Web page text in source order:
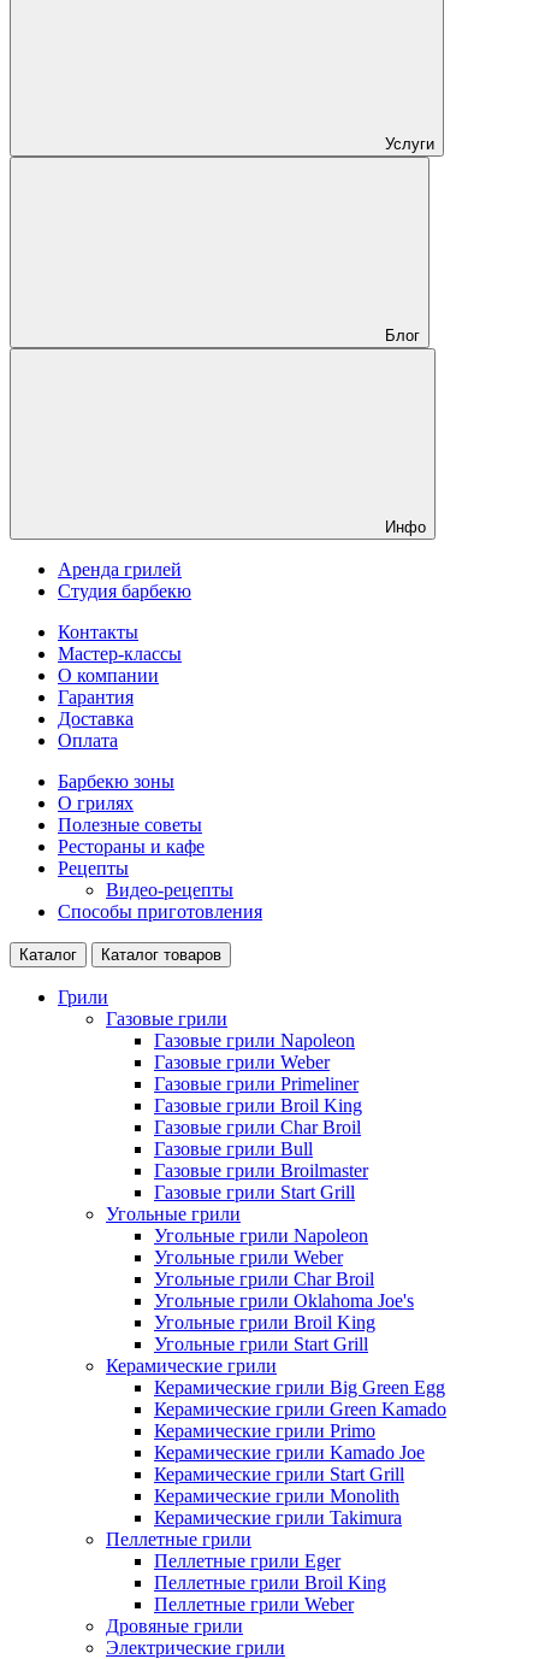
Услуги
Блог
Инфо
Аренда грилей
Студия барбекю
Контакты
Мастер-классы
О компании
Гарантия
Доставка
Оплата
Барбекю зоны
О грилях
Полезные советы
Рестораны и кафе
Рецепты
Видео-рецепты
Способы приготовления
Каталог Каталог товаров
Грили
Газовые грили
Газовые грили Napoleon
Газовые грили Weber
Газовые грили Primeliner
Газовые грили Broil King
Газовые грили Char Broil
Газовые грили Bull
Газовые грили Broilmaster
Газовые грили Start Grill
Угольные грили
Угольные грили Napoleon
Угольные грили Weber
Угольные грили Char Broil
Угольные грили Oklahoma Joe's
Угольные грили Broil King
Угольные грили Start Grill
Керамические грили
Керамические грили Big Green Egg
Керамические грили Green Kamado
Керамические грили Primo
Керамические грили Kamado Joe
Керамические грили Start Grill
Керамические грили Monolith
Керамические грили Takimura
Пеллетные грили
Пеллетные грили Eger
Пеллетные грили Broil King
Пеллетные грили Weber
Дровяные грили
Электрические грили